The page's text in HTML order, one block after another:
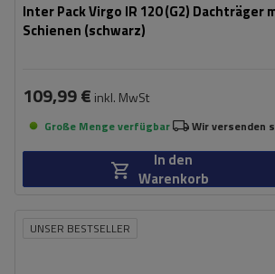
Inter Pack Virgo IR 120 (G2)
Schienen (schwarz)
109,99 € inkl. MwSt
Große Menge verfügbar Wir versenden
In den
Warenkorb
UNSER BESTSELLER